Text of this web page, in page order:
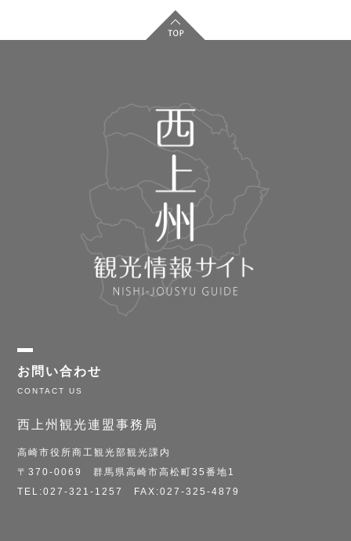
お問い合わせ
西上州観光連盟事務局
高崎市役所商工観光部観光課内
〒370-0069 群馬県高崎市高松町35番地1
TEL:027-321-1257 FAX:027-325-4879